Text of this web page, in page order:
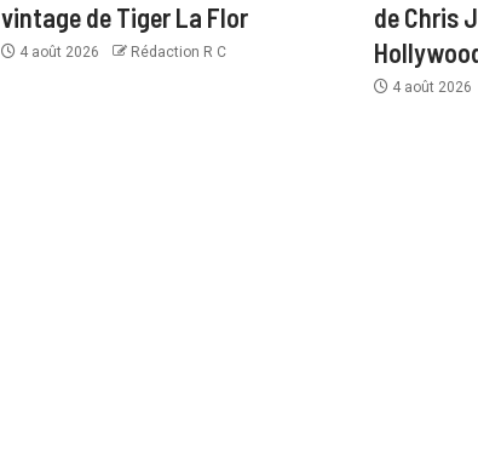
vintage de Tiger La Flor
4 août 2026 Rédaction R C
de Chris
4 août 2026